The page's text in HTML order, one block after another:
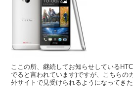
ここの所、継続してお知らせしている
でると言われています)ですが、こちらの
外サイトで見受けられるようになってき